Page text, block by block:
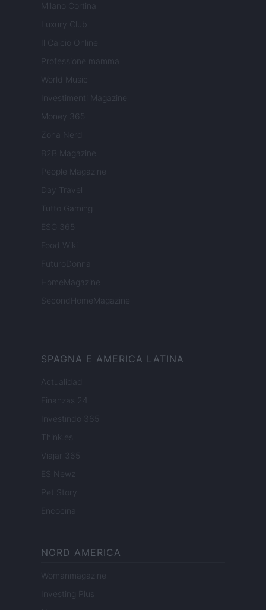
Milano Cortina
Luxury Club
Il Calcio Online
Professione mamma
World Music
Investimenti Magazine
Money 365
Zona Nerd
B2B Magazine
People Magazine
Day Travel
Tutto Gaming
ESG 365
Food Wiki
FuturoDonna
HomeMagazine
SecondHomeMagazine
SPAGNA E AMERICA LATINA
Actualidad
Finanzas 24
Investindo 365
Think.es
Viajar 365
ES Newz
Pet Story
Encocina
NORD AMERICA
Womanmagazine
Investing Plus